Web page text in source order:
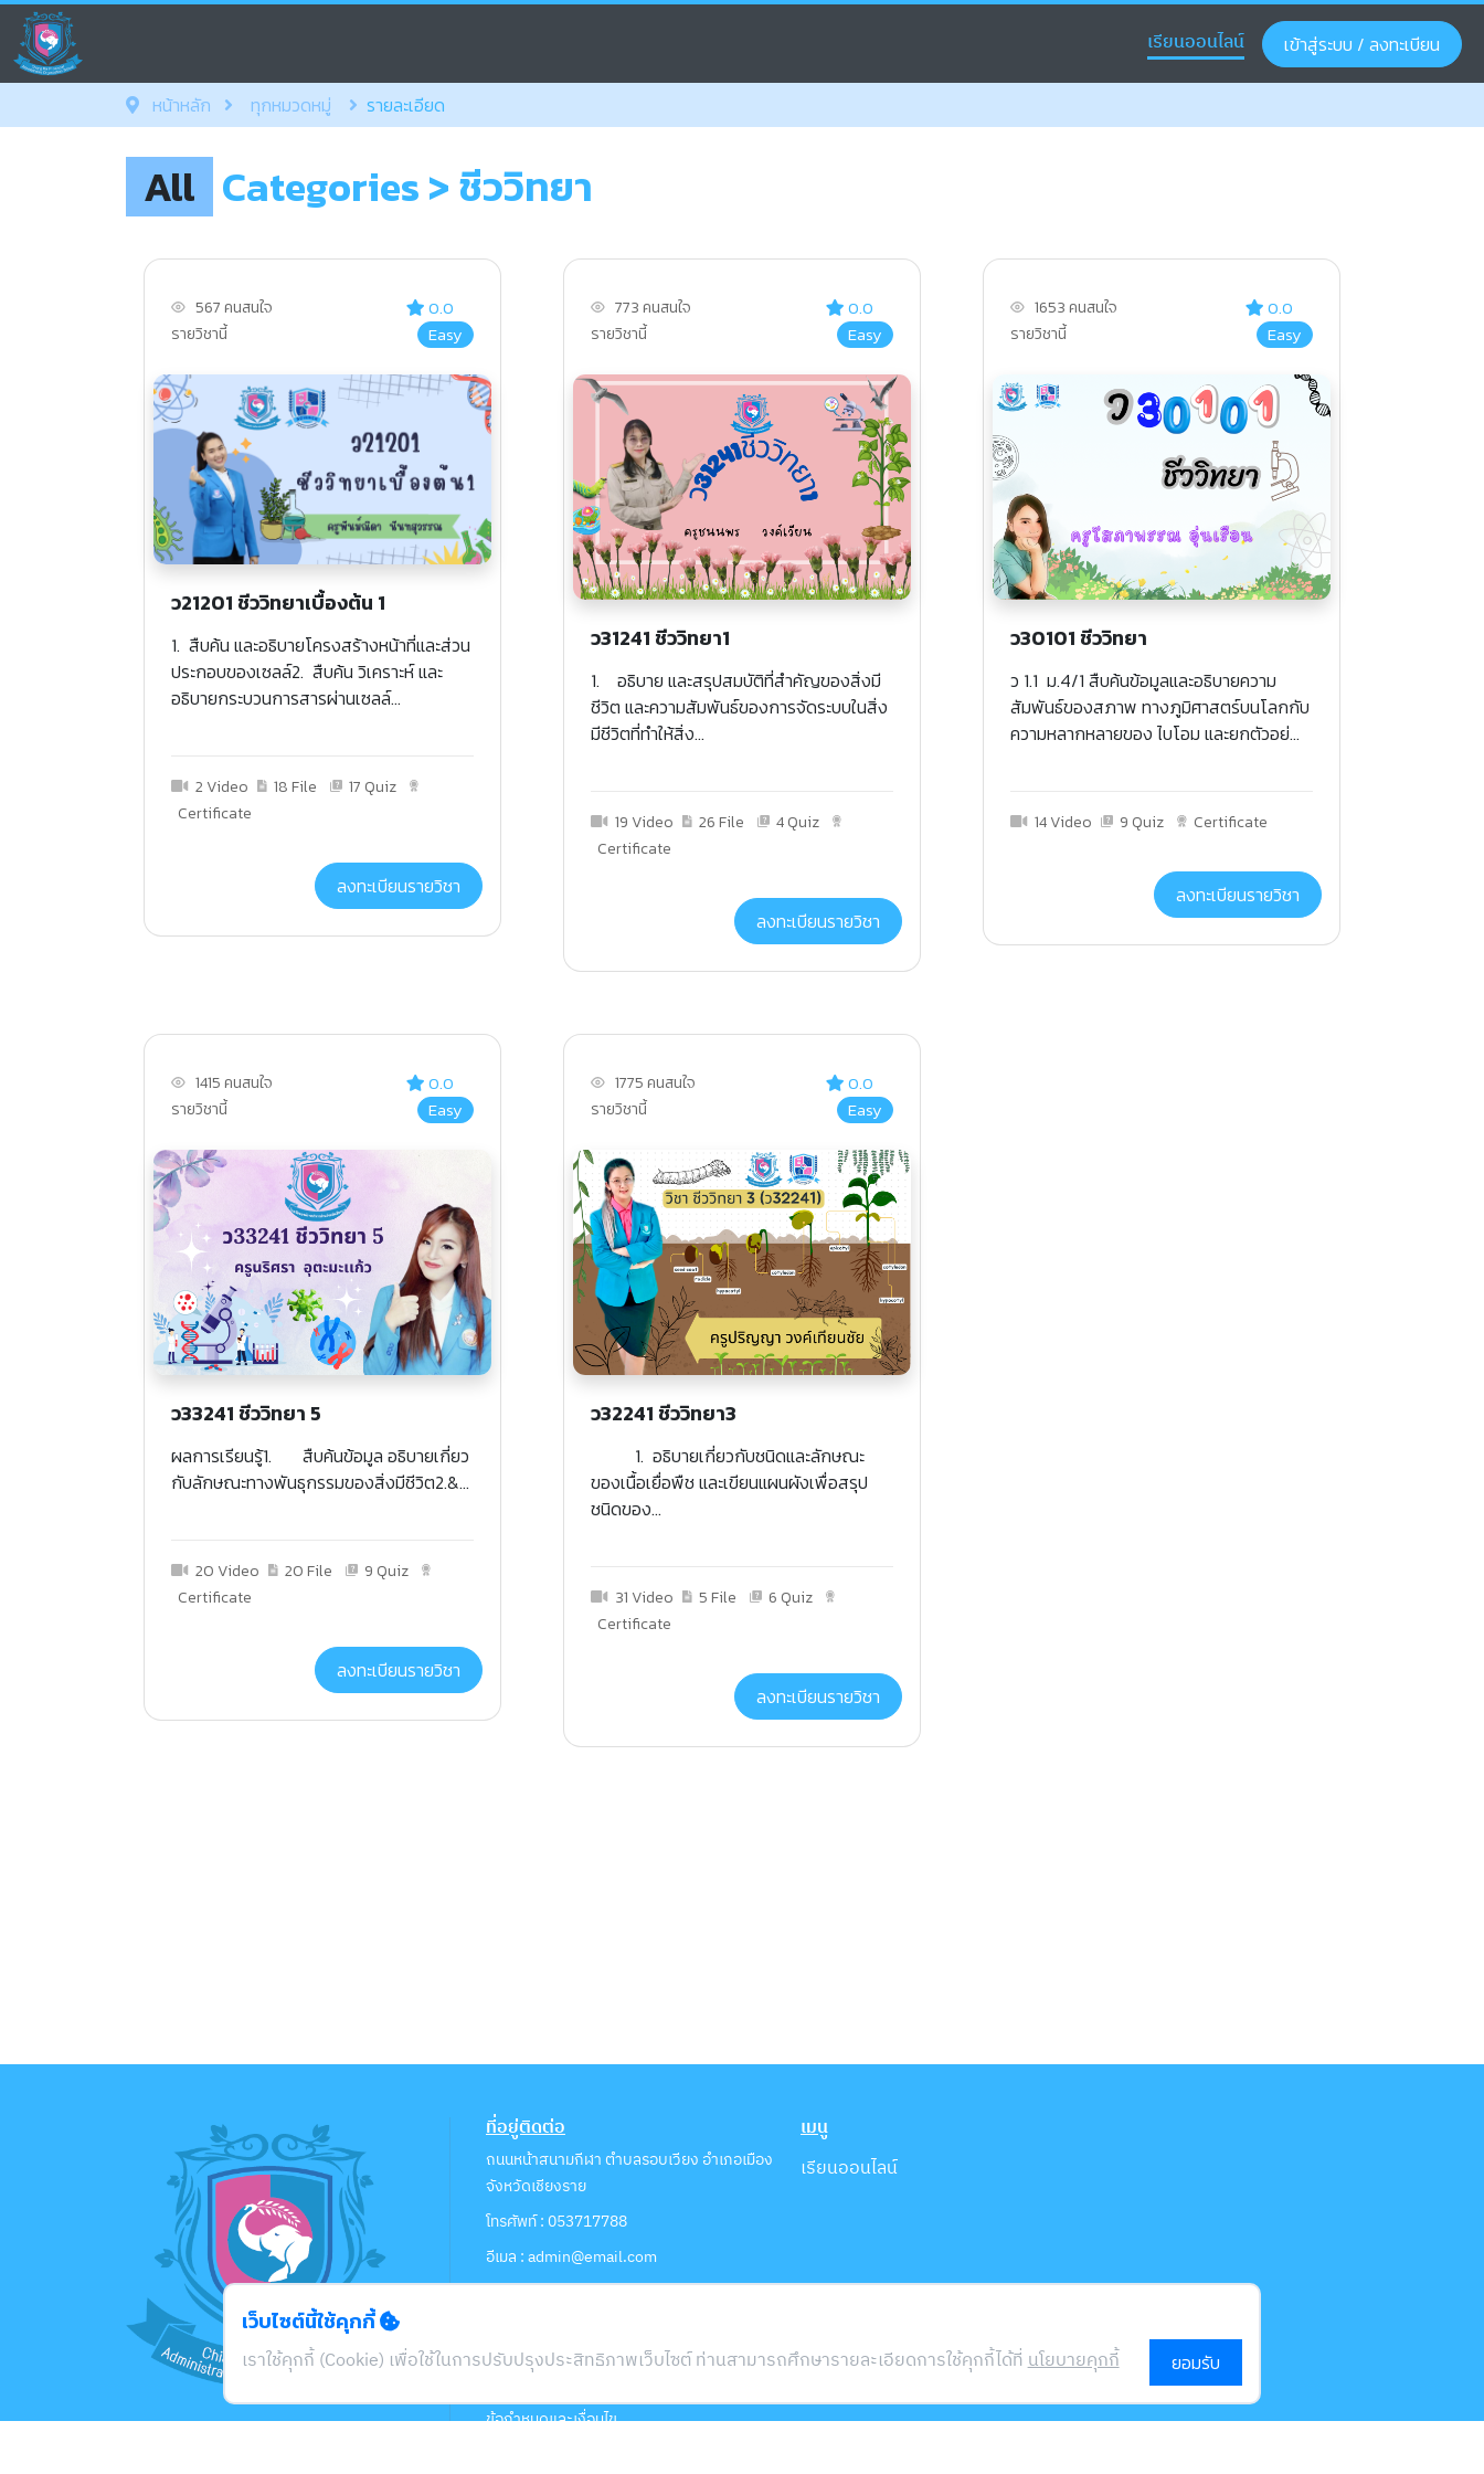
เรียนออนไลน์ เข้าสู่ระบบ / ลงทะเบียน
หน้าหลัก ทุกหมวดหมู่ รายละเอียด
All Categories> ชีววิทยา
567 คนสนใจ
รายวิชานี้
0.0
Easy
ว21201 ชีววิทยาเบื้องต้น 1
1. สืบค้น และอธิบายโครงสร้างหน้าที่และส่วน
ประกอบของเซลล์2. สืบค้น วิเคราะห์ และ
อธิบายกระบวนการสารผ่านเซลล์...
2 Video 18 File
17 Quiz
Certificate
ลงทะเบียนรายวิชา
773 คนสนใจ
รายวิชานี้
0.0
Easy
ว31241 ชีววิทยา1
1. อธิบาย และสรุปสมบัติที่สำคัญของสิ่งมี
ชีวิต และความสัมพันธ์ของการจัดระบบในสิ่ง
มีชีวิตที่ทำให้สิ่ง...
19 Video 26 File
4 Quiz
Certificate
ลงทะเบียนรายวิชา
1653 คนสนใจ
รายวิชานี้
0.0
Easy
ว30101 ชีววิทยา
ว 1.1 ม.4/1 สืบค้นข้อมูลและอธิบายความ
สัมพันธ์ของสภาพ ทางภูมิศาสตร์บนโลกกับ
ความหลากหลายของ ไบโอม และยกตัวอย่...
14 Video 9 Quiz Certificate
ลงทะเบียนรายวิชา
1415 คนสนใจ
รายวิชานี้
0.0
Easy
ว33241 ชีววิทยา 5
ผลการเรียนรู้1. สืบค้นข้อมูล อธิบายเกี่ยว
กับลักษณะทางพันธุกรรมของสิ่งมีชีวิต2.&...
20 Video 20 File
9 Quiz
Certificate
ลงทะเบียนรายวิชา
1775 คนสนใจ
รายวิชานี้
0.0
Easy
ว32241 ชีววิทยา3
1. อธิบายเกี่ยวกับชนิดและลักษณะ
ของเนื้อเยื่อพืช และเขียนแผนผังเพื่อสรุป
ชนิดของ...
31 Video 5 File
6 Quiz
Certificate
ลงทะเบียนรายวิชา
เว็บไซต์นี้ใช้คุกกี้
เราใช้คุกกี้ (Cookie) เพื่อใช้ในการปรับปรุงประสิทธิภาพเว็บไซต์ ท่านสามารถศึกษารายละเอียดการใช้คุกกี้ได้ที่นโยบายคุกกี้ ยอมรับ
ที่อยู่ติดต่อ
ถนนหน้าสนามกีฬา ตำบลรอบเวียง อำเภอเมือง
จังหวัดเชียงราย
โทรศัพท์ : 053717788
อีเมล : admin@email.com
นโยบายคุกกี้
ข้อกำหนดและเงื่อนไข
เมนู
เรียนออนไลน์